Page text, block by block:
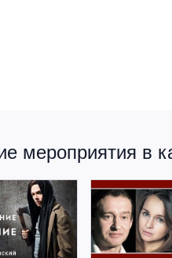
мероприятия в